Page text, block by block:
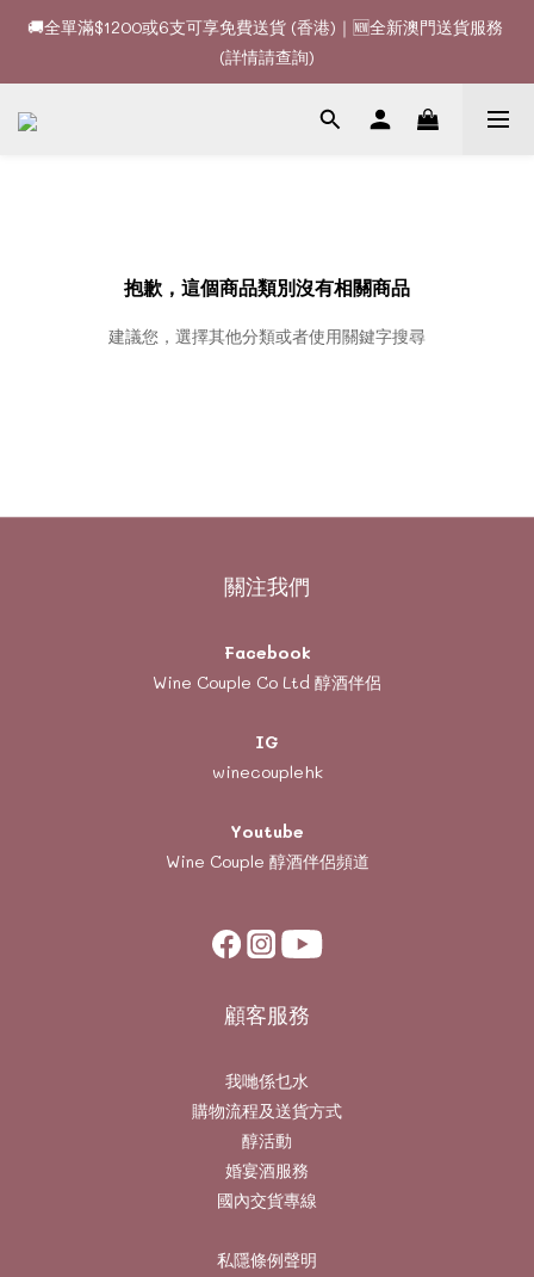
🚚全單滿$1200或6支可享免費送貨 (香港)｜🆕全新澳門送貨服務
(詳情請查詢)
🚚全單滿$1200或6支可享免費送貨 (香港)｜🆕全新澳門送貨服務
(詳情請查詢)
🍷酒款、優惠經常更新，請時刻追蹤我地😊｜🤵👰Wine Couple
抱歉，這個商品類別沒有相關商品
建議您，選擇其他分類或者使用關鍵字搜尋
關注我們
Facebook
Wine Couple Co Ltd 醇酒伴侶
IG
winecouplehk
Youtube
Wine Couple 醇酒伴侶頻道
顧客服務
我哋係乜水
購物流程及送貨方式
醇活動
婚宴酒服務
國內交貨專線
私隱條例聲明